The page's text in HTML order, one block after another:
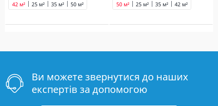
25 м² 35 м²
42 м² 50 м² 25 м² 35 м² 42 м²
50 м²
Ви можете звернутися до наших
експертів за допомогою